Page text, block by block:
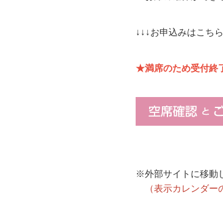
↓↓↓お申込みはこち
★満席のため受付終
※外部サイトに移動
（表示カレンダ